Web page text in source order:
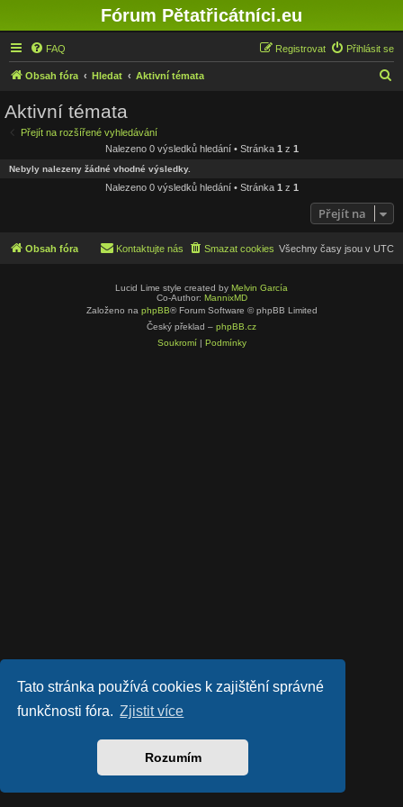
Tato stránka používá cookies k zajištění správné
funkčnosti fóra. Zjistit více
Rozumím
Fórum Pětatřicátníci.eu
FAQ Přihlásit se
Registrovat
Obsah fóra Hledat Aktivní témata
Aktivní témata
Přejít na rozšířené vyhledávání
Nalezeno 0 výsledků hledání • Stránka 1 z 1
Nebyly nalezeny žádné vhodné výsledky.
Nalezeno 0 výsledků hledání • Stránka 1 z 1
Přejít na
Obsah fóra Všechny časy jsou v UTC
Smazat cookies
Kontaktujte nás
Lucid Lime style created by Melvin García
Co-Author: MannixMD
Založeno na phpBB® Forum Software © phpBB Limited
Český překlad – phpBB.cz
Soukromí| Podmínky